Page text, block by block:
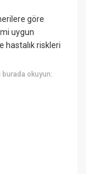
göre
uygun
hastalık riskleri
burada okuyun: